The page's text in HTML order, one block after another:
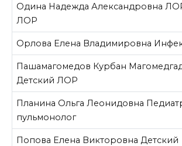
Одина Надежда Александровна
ЛОР
Орлова Елена Владимировна
Пашамагомедов Курбан
Детский ЛОР
Планина Ольга Леонидовна
пульмонолог
Попова Елена Викторовна Детский